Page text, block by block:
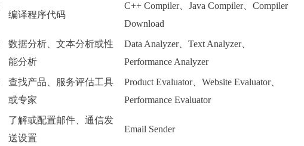
编译程序代码
C++ Compiler、Java Compiler、Compiler
Download
数据分析、文本分析或性
能分析
Data Analyzer、Text Analyzer、
Performance Analyzer
查找产品、服务评估工具
或专家
Product Evaluator、Website Evaluator、
Performance Evaluator
了解或配置邮件、通信发
送设置
Email Sender